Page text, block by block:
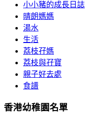
小小豬的成長日誌
晴朗媽媽
湯水
生活
荔枝孖媽
荔枝與孖寶
親子好去處
食譜
香港幼稚園名單